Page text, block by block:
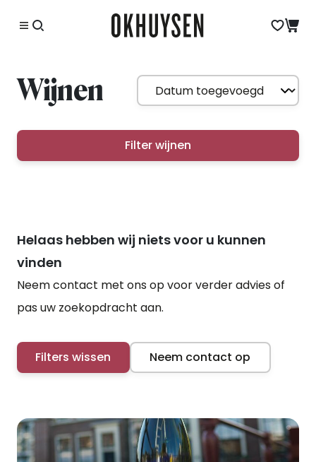
Wijnen
Filter wijnen
Helaas hebben wij niets voor u kunnen
vinden
Neem contact met ons op voor verder advies of
pas uw zoekopdracht aan.
Filters wissen Neem contact op